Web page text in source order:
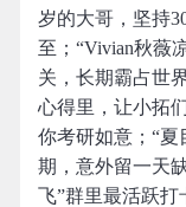
岁的大哥，坚持
至；“Vivian秋薇
关，长期霸占世
心得里，让小拓
你考研如意；“夏
期，意外留一天
飞”群里最活跃